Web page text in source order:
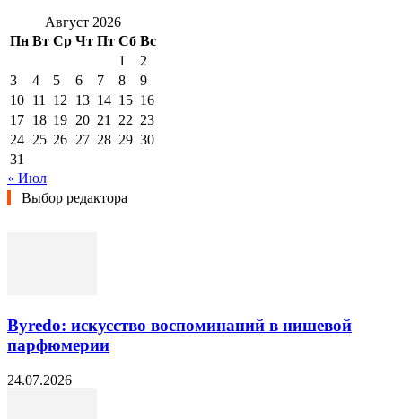
Август 2026
Пн Вт Ср Чт Пт Сб Вс
1
2
3
4 5 6 7 8
9
10 11 12 13 14 15 16
17 18 19 20 21 22 23
24 25 26 27 28 29 30
31
« Июл
Выбор редактора
Byredo: искусство воспоминаний в нишевой
парфюмерии
24.07.2026